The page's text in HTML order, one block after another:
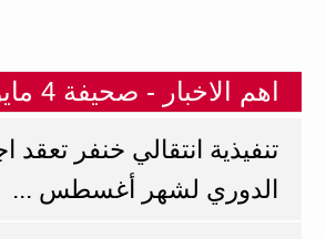
اهم الاخبار - صحيفة 4 مايو الالكترونية
تنفيذية انتقالي خنفر تعقد
الدوري لشهر أغسطس ...